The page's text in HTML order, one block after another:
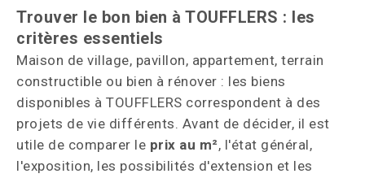
Trouver le bon bien à TOUFFLERS : les
critères essentiels
Maison de village, pavillon, appartement, terrain
constructible ou bien à rénover : les biens
disponibles à TOUFFLERS correspondent à des
projets de vie différents. Avant de décider, il est
utile de comparer le prix au m², l'état général,
l'exposition, les possibilités d'extension et les